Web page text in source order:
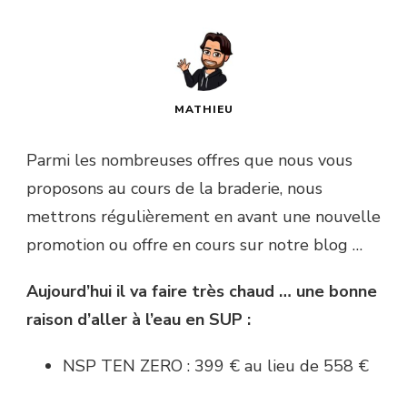
MATHIEU
Parmi les nombreuses offres que nous vous
proposons au cours de la braderie, nous
mettrons régulièrement en avant une nouvelle
promotion ou offre en cours sur notre blog …
Aujourd’hui il va faire très chaud … une bonne
raison d’aller à l’eau en SUP :
NSP TEN ZERO : 399 € au lieu de 558 €